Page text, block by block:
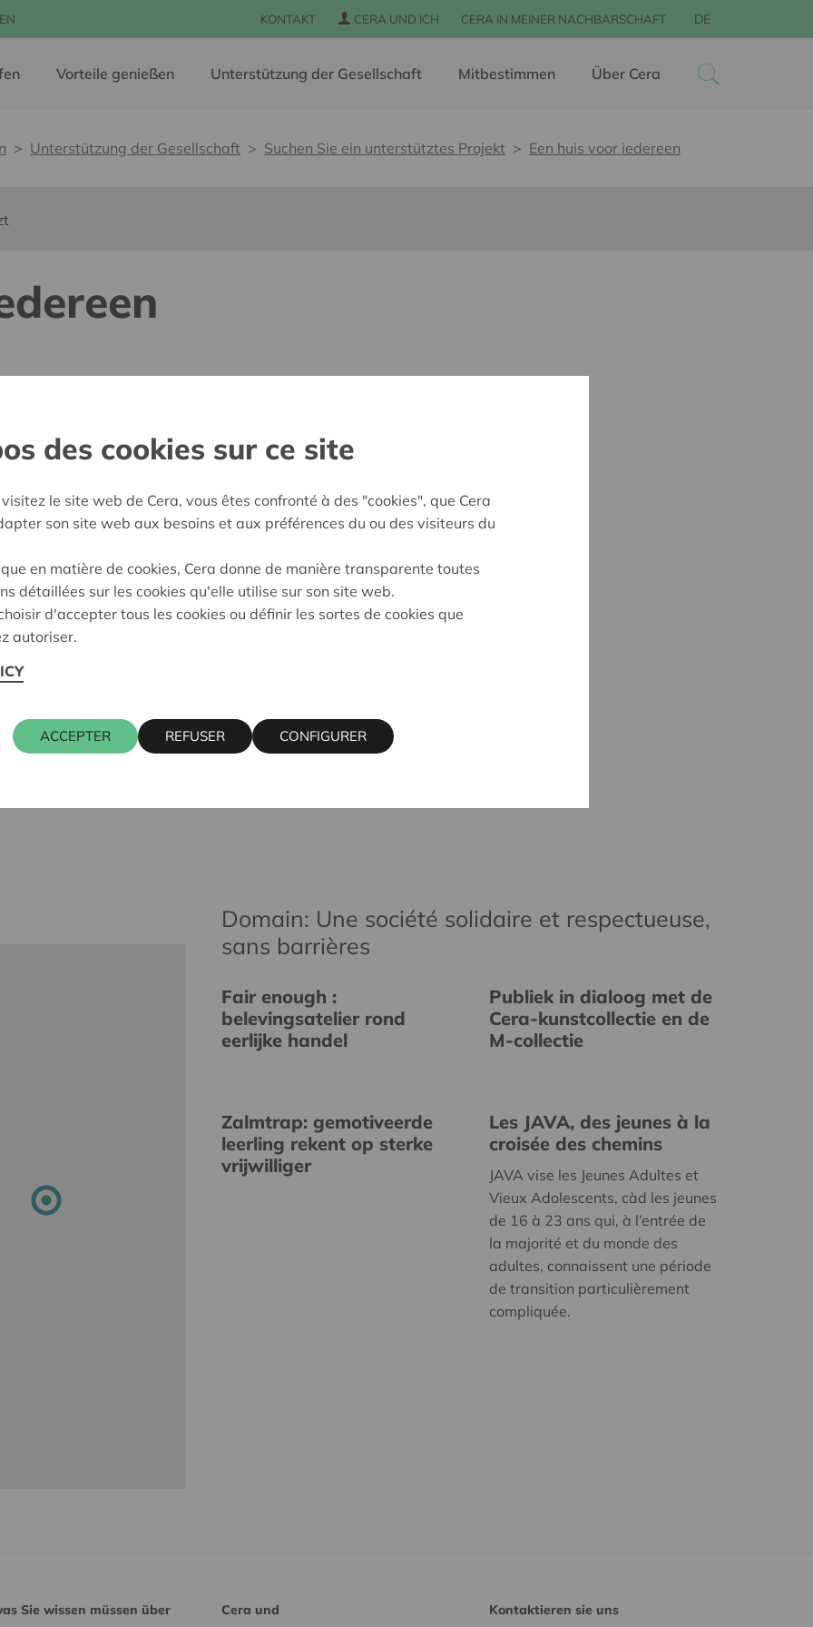
KONTAKT CERA UND ICH CERA IN MEINER NACHBARSCHAFT DE
Vorteile genießen Unterstützung der Gesellschaft Mitbestimmen Über Cera
Unterstützung der Gesellschaft Suchen Sie ein unterstütztes Projekt Een huis voor iedereen
barrières
Rupel
Approved
Domain: Une société solidaire et respectueuse,
sans barrières
Fair enough :
belevingsatelier rond
eerlijke handel
Publiek in dialoog met de
Cera-kunstcollectie en de
M-collectie
Zalmtrap: gemotiveerde
leerling rekent op sterke
vrijwilliger
Les JAVA, des jeunes à la
croisée des chemins
JAVA vise les Jeunes Adultes et
Vieux Adolescents, càd les jeunes
de 16 à 23 ans qui, à l’entrée de
la majorité et du monde des
adultes, connaissent une période
de transition particulièrement
compliquée.
Sie wissen müssen über Cera und Kontaktieren sie uns
des cookies sur ce site
le site web de Cera, vous êtes confronté à des "cookies", que Cera
son site web aux besoins et aux préférences du ou des visiteurs du
en matière de cookies, Cera donne de manière transparente toutes
détaillées sur les cookies qu'elle utilise sur son site web.
d'accepter tous les cookies ou définir les sortes de cookies que
autoriser.
ACCEPTER REFUSER CONFIGURER